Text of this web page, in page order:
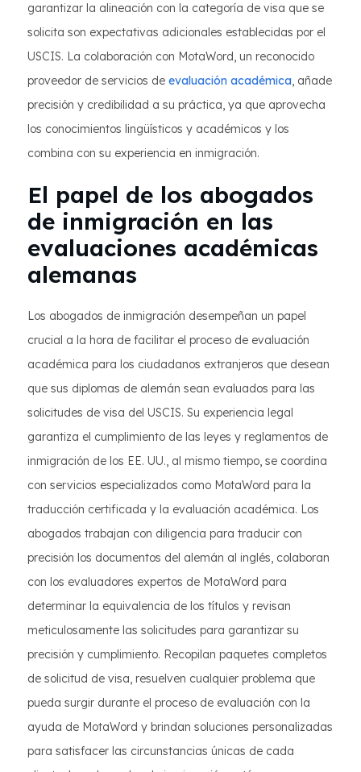
garantizar la alineación con la categoría de visa que se
solicita son expectativas adicionales establecidas por el
USCIS. La colaboración con MotaWord, un reconocido
proveedor de servicios de evaluación académica, añade
precisión y credibilidad a su práctica, ya que aprovecha
los conocimientos lingüísticos y académicos y los
combina con su experiencia en inmigración.
El papel de los abogados
de inmigración en las
evaluaciones académicas
alemanas
Los abogados de inmigración desempeñan un papel
crucial a la hora de facilitar el proceso de evaluación
académica para los ciudadanos extranjeros que desean
que sus diplomas de alemán sean evaluados para las
solicitudes de visa del USCIS. Su experiencia legal
garantiza el cumplimiento de las leyes y reglamentos de
inmigración de los EE. UU., al mismo tiempo, se coordina
con servicios especializados como MotaWord para la
traducción certificada y la evaluación académica. Los
abogados trabajan con diligencia para traducir con
precisión los documentos del alemán al inglés, colaboran
con los evaluadores expertos de MotaWord para
determinar la equivalencia de los títulos y revisan
meticulosamente las solicitudes para garantizar su
precisión y cumplimiento. Recopilan paquetes completos
de solicitud de visa, resuelven cualquier problema que
pueda surgir durante el proceso de evaluación con la
ayuda de MotaWord y brindan soluciones personalizadas
para satisfacer las circunstancias únicas de cada